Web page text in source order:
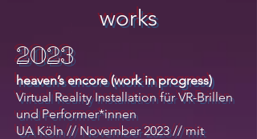
works
2023
heaven’s encore (work in progress)
Virtual Reality Installation für VR-Brillen
und Performer*innen
UA Köln // November 2023 // mit